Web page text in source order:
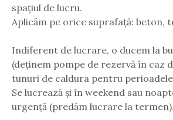
spațiul de lucru.
Aplicăm pe orice suprafață: beton,
Indiferent de lucrare, o ducem la
(deținem pompe de rezervă în caz
tunuri de caldura pentru
Se lucrează și în weekend sau
urgență (predăm lucrare la termen).